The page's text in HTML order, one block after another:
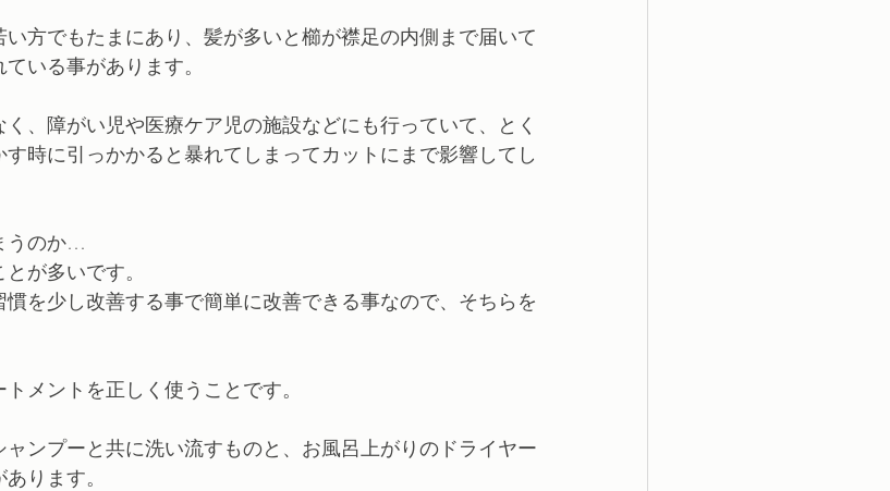
方でもたまにあり、髪が多いと櫛が襟足の内側まで届いて
いる事があります。
、障がい児や医療ケア児の施設などにも行っていて、とく
時に引っかかると暴れてしまってカットにまで影響してし
うのか…
が多いです。
を少し改善する事で簡単に改善できる事なので、そちらを
メントを正しく使うことです。
ャンプーと共に洗い流すものと、お風呂上がりのドライヤー
ります。